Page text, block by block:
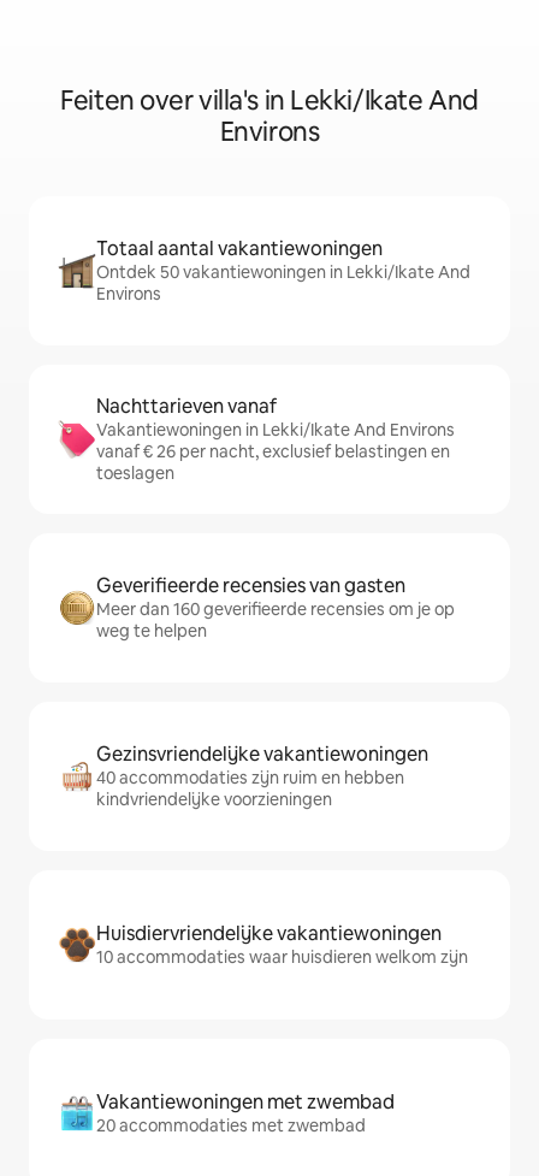
Feiten over villa's in Lekki/Ikate And
Environs
Totaal aantal vakantiewoningen
Ontdek 50 vakantiewoningen in Lekki/Ikate And
Environs
Nachttarieven vanaf
Vakantiewoningen in Lekki/Ikate And Environs
vanaf € 26 per nacht, exclusief belastingen en
toeslagen
Geverifieerde recensies van gasten
Meer dan 160 geverifieerde recensies om je op
weg te helpen
Gezinsvriendelijke vakantiewoningen
40 accommodaties zijn ruim en hebben
kindvriendelijke voorzieningen
Huisdiervriendelijke vakantiewoningen
10 accommodaties waar huisdieren welkom zijn
Vakantiewoningen met zwembad
20 accommodaties met zwembad